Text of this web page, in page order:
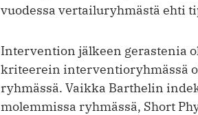
vuodessa vertailuryhmästä ehti
Intervention jälkeen gerastenia
kriteerein interventioryhmässä
ryhmässä. Vaikka Barthelin
molemmissa ryhmässä, Short